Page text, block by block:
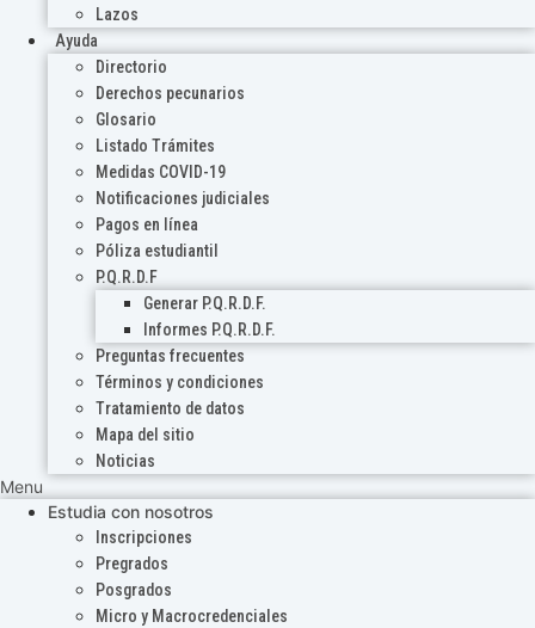
Lazos
Ayuda
Directorio
Derechos pecunarios
Glosario
Listado Trámites
Medidas COVID-19
Notificaciones judiciales
Pagos en línea
Póliza estudiantil
P.Q.R.D.F
Generar P.Q.R.D.F.
Informes P.Q.R.D.F.
Preguntas frecuentes
Términos y condiciones
Tratamiento de datos
Mapa del sitio
Noticias
Menu
Estudia con nosotros
Inscripciones
Pregrados
Posgrados
Micro y Macrocredenciales